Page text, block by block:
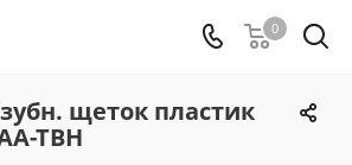
0
щеток пластик
TBH